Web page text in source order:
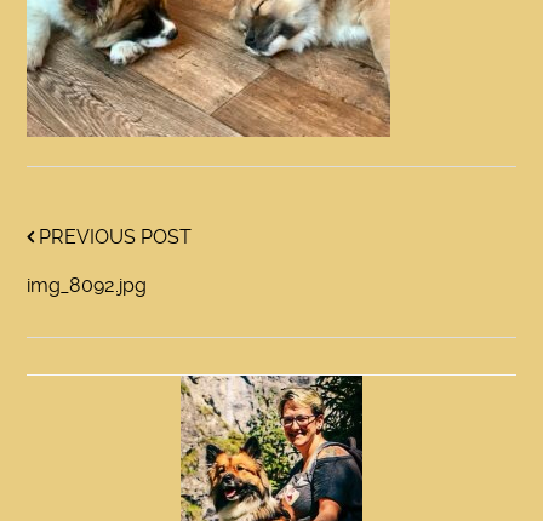
PREVIOUS POST
img_8092.jpg